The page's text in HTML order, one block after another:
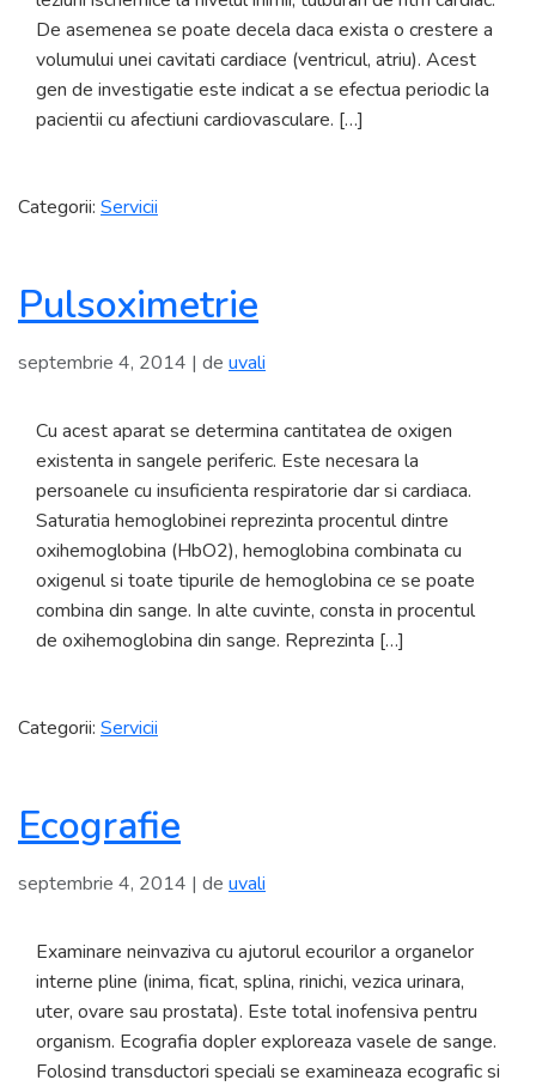
De asemenea se poate decela daca exista o crestere a
volumului unei cavitati cardiace (ventricul, atriu). Acest
gen de investigatie este indicat a se efectua periodic la
pacientii cu afectiuni cardiovasculare. […]
Categorii: Servicii
Pulsoximetrie
septembrie 4, 2014 | de uvali
Cu acest aparat se determina cantitatea de oxigen
existenta in sangele periferic. Este necesara la
persoanele cu insuficienta respiratorie dar si cardiaca.
Saturatia hemoglobinei reprezinta procentul dintre
oxihemoglobina (HbO2), hemoglobina combinata cu
oxigenul si toate tipurile de hemoglobina ce se poate
combina din sange. In alte cuvinte, consta in procentul
de oxihemoglobina din sange. Reprezinta […]
Categorii: Servicii
Ecografie
septembrie 4, 2014 | de uvali
Examinare neinvaziva cu ajutorul ecourilor a organelor
interne pline (inima, ficat, splina, rinichi, vezica urinara,
uter, ovare sau prostata). Este total inofensiva pentru
organism. Ecografia dopler exploreaza vasele de sange.
Folosind transductori speciali se examineaza ecografic si